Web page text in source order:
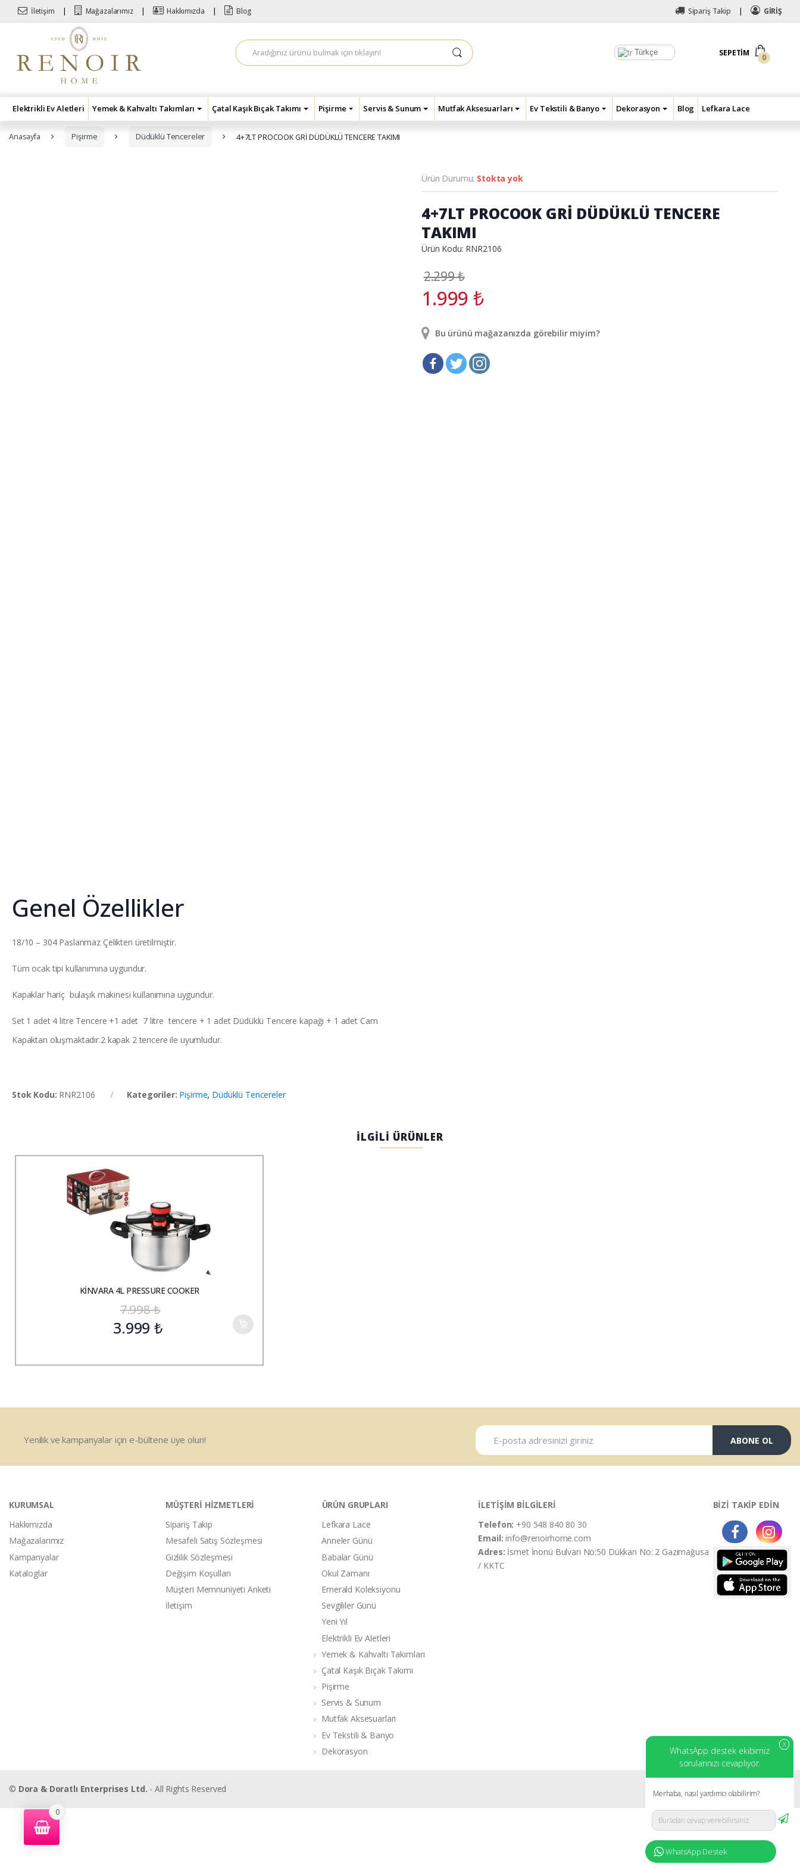
Skip to navigation
Skip to content
İletişim Mağazalarımız Hakkımızda Blog Sipariş Takip GİRİŞ
Türkçe
A
r
a
SEPETIM
0
Elektrikli Ev Aletleri Yemek & Kahvaltı Takımları Çatal Kaşık Bıçak Takımı Pişirme Servis & Sunum Mutfak Aksesuarları Ev Tekstili & Banyo Dekorasyon Blog Lefkara Lace
Anasayfa Pişirme Düdüklü Tencereler 4+7LT PROCOOK GRİ DÜDÜKLÜ TENCERE TAKIMI
Genel Özellikler
18/10 – 304 Paslanmaz Çelikten üretilmiştir.
Tüm ocak tipi kullanımına uygundur.
Kapaklar hariç bulaşık makinesi kullanımına uygundur.
Set 1 adet 4 litre Tencere +1 adet 7 litre tencere + 1 adet Düdüklü Tencere kapağı + 1 adet Cam
Kapaktan oluşmaktadır.2 kapak 2 tencere ile uyumludur.
Stok Kodu: RNR2106 Kategoriler: Pişirme, Düdüklü Tencereler
Ürün Durumu: Stokta yok
4+7LT PROCOOK GRİ DÜDÜKLÜ TENCERE
TAKIMI
Ürün Kodu: RNR2106
2.299₺
1.999₺
Bu ürünü mağazanızda görebilir miyim?
İLGİLİ ÜRÜNLER
KİNVARA 4L PRESSURE COOKER
7.998₺
3.999₺
Yenilik ve kampanyalar için e-bültene üye olun! ABONE OL
KURUMSAL
Hakkımızda
Mağazalarımız
Kampanyalar
Kataloglar
MÜŞTERİ HİZMETLERİ
Sipariş Takip
Mesafeli Satış Sözleşmesi
Gizlilik Sözleşmesi
Değişim Koşulları
Müşteri Memnuniyeti Anketi
İletişim
ÜRÜN GRUPLARI
Lefkara Lace
Anneler Günü
Babalar Günü
Okul Zamanı
Emerald Koleksiyonu
Sevgililer Günü
Yeni Yıl
Elektrikli Ev Aletleri
Yemek & Kahvaltı Takımları
Çatal Kaşık Bıçak Takımı
Pişirme
Servis & Sunum
Mutfak Aksesuarları
Ev Tekstili & Banyo
Dekorasyon
İLETİŞİM BİLGİLERİ
Telefon: +90 548 840 80 30
Email:info@renoirhome.com
Adres: İsmet İnonü Bulvarı No:50 Dükkan No: 2 Gazimağusa
/ KKTC
BİZİ TAKİP EDİN
© Dora & Doratlı Enterprises Ltd. - All Rights Reserved
0
X
WhatsApp destek ekibimiz
sorularınızı cevaplıyor.
Merhaba, nasıl yardımcı olabilirim?
WhatsApp Destek